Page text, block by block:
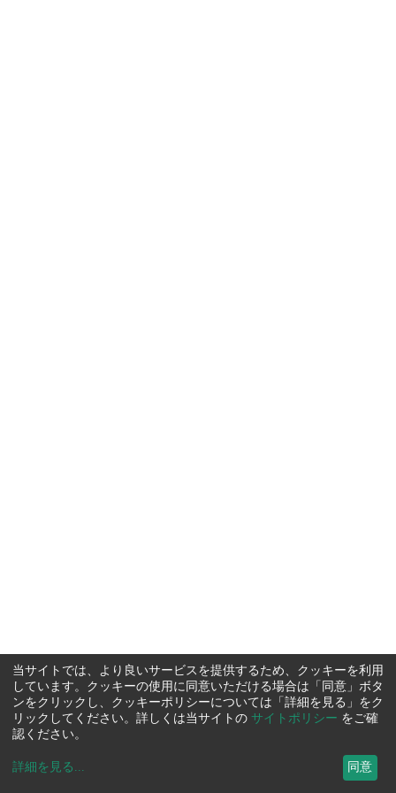
当サイトでは、より良いサービスを提供するため、クッキーを利用
しています。クッキーの使用に同意いただける場合は「同意」ボタ
ンをクリックし、クッキーポリシーについては「詳細を見る」をク
リックしてください。詳しくは当サイトの サイトポリシー をご確
認ください。
詳細を見る ... 同意